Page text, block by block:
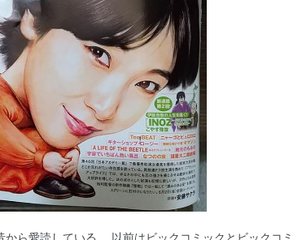
ら愛読している。 以前はビックコミックとビックコミ